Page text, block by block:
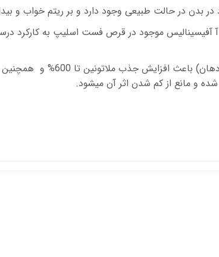
در بدن در حالت طبیعی وجود دارد و بر ریتم خواب و
آفیسینالیس موجود در قرص فست اسلیپ به کارکرد
حل شوندگی تا 100% بیشترنسبت فرمولاسیون های موجود میشود.
شده و مانع از کم شدن اثر آن میشود.